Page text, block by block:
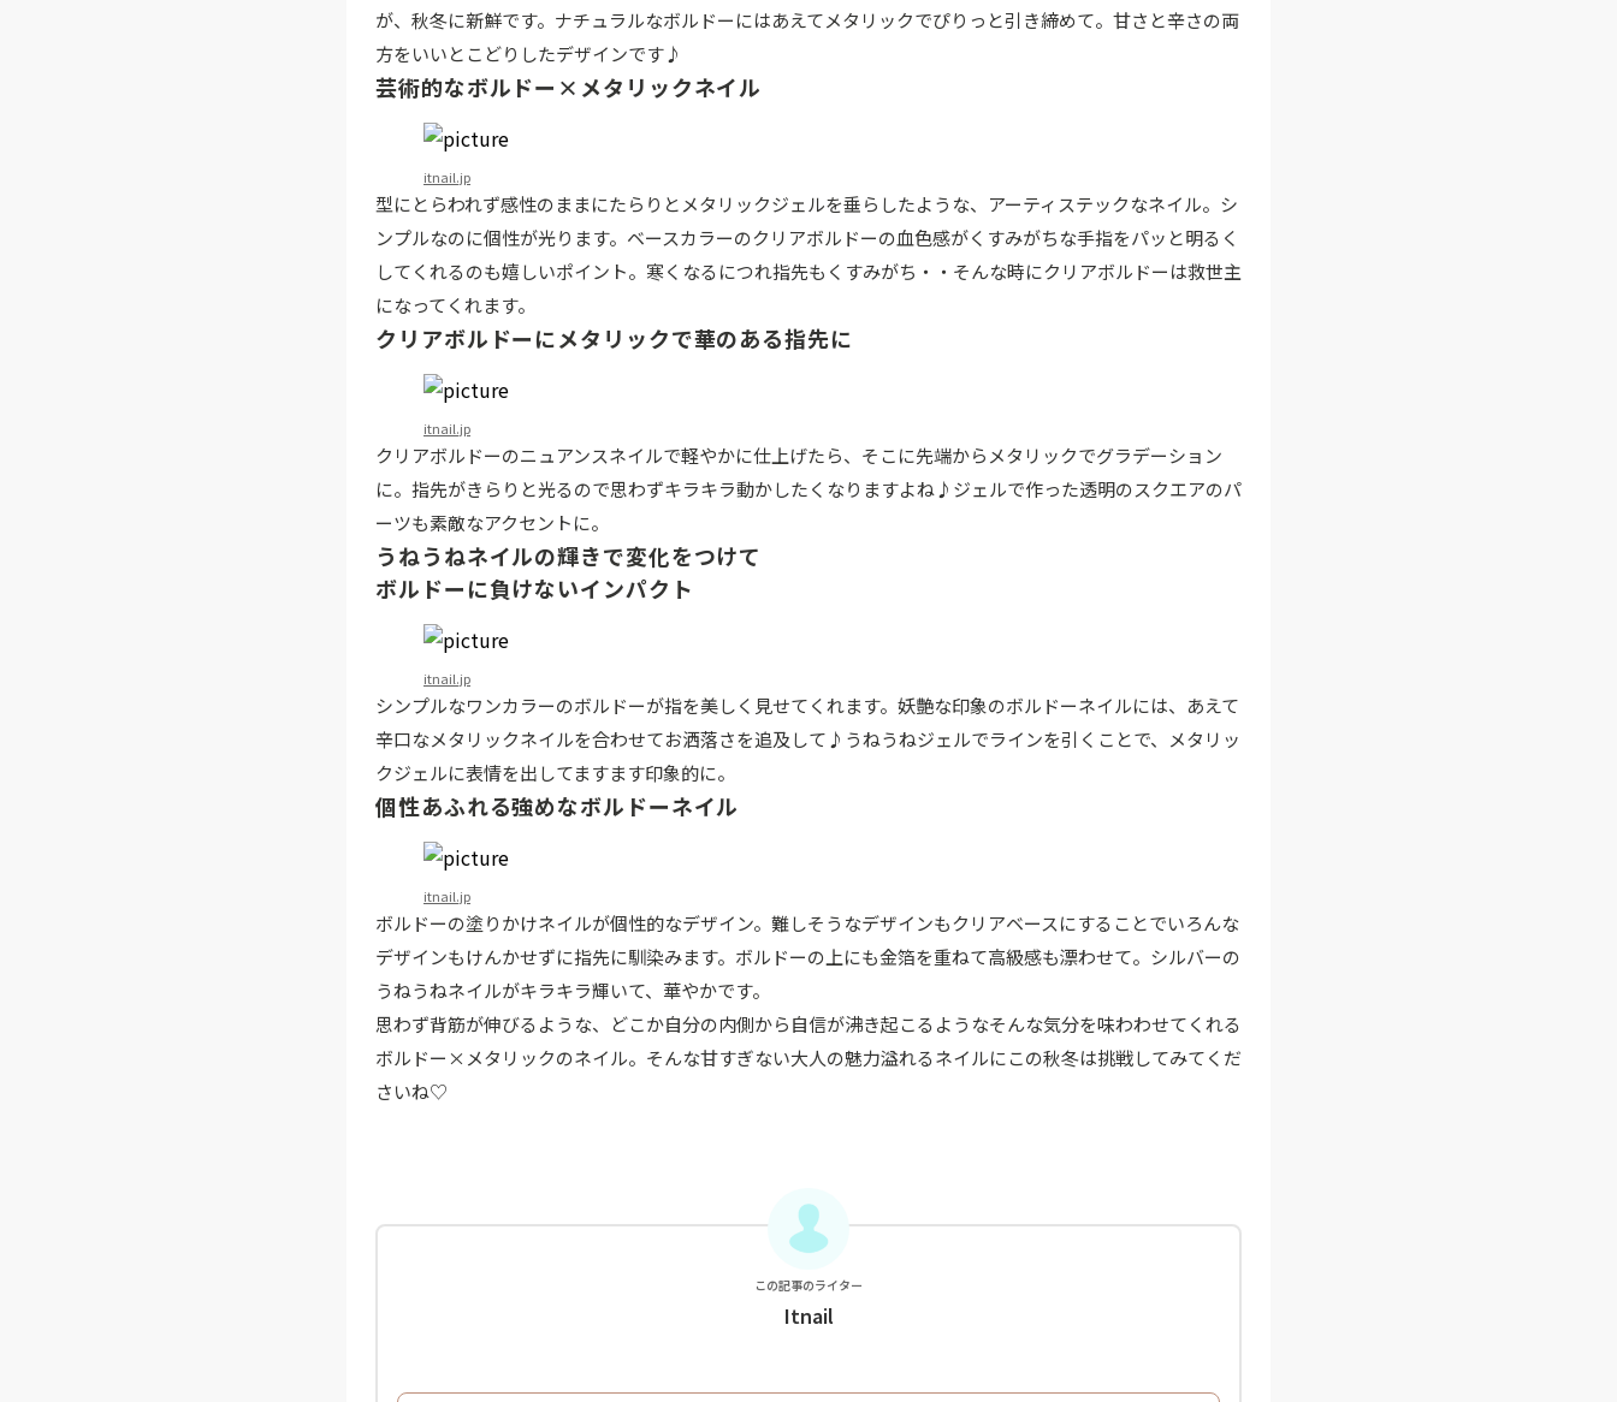
が、秋冬に新鮮です。ナチュラルなボルドーにはあえてメタリックでぴりっと引き締めて。甘さと辛さの両
方をいいとこどりしたデザインです♪
芸術的なボルドー×メタリックネイル
itnail.jp
型にとらわれず感性のままにたらりとメタリックジェルを垂らしたような、アーティステックなネイル。シ
ンプルなのに個性が光ります。ベースカラーのクリアボルドーの血色感がくすみがちな手指をパッと明るく
してくれるのも嬉しいポイント。寒くなるにつれ指先もくすみがち・・そんな時にクリアボルドーは救世主
になってくれます。
クリアボルドーにメタリックで華のある指先に
itnail.jp
クリアボルドーのニュアンスネイルで軽やかに仕上げたら、そこに先端からメタリックでグラデーション
に。指先がきらりと光るので思わずキラキラ動かしたくなりますよね♪ジェルで作った透明のスクエアのパ
ーツも素敵なアクセントに。
うねうねネイルの輝きで変化をつけて
ボルドーに負けないインパクト
itnail.jp
シンプルなワンカラーのボルドーが指を美しく見せてくれます。妖艶な印象のボルドーネイルには、あえて
辛口なメタリックネイルを合わせてお洒落さを追及して♪うねうねジェルでラインを引くことで、メタリッ
クジェルに表情を出してますます印象的に。
個性あふれる強めなボルドーネイル
itnail.jp
ボルドーの塗りかけネイルが個性的なデザイン。難しそうなデザインもクリアベースにすることでいろんな
デザインもけんかせずに指先に馴染みます。ボルドーの上にも金箔を重ねて高級感も漂わせて。シルバーの
うねうねネイルがキラキラ輝いて、華やかです。
思わず背筋が伸びるような、どこか自分の内側から自信が沸き起こるようなそんな気分を味わわせてくれる
ボルドー×メタリックのネイル。そんな甘すぎない大人の魅力溢れるネイルにこの秋冬は挑戦してみてくだ
さいね♡
この記事のライター
Itnail